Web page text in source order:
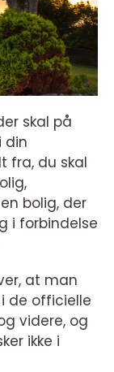
skal på
din
fra, du skal
bolig, der
i forbindelse
at man
de officielle
videre, og
ikke i